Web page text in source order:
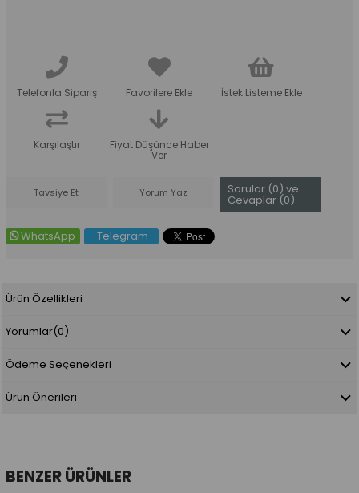
Telefonla Sipariş Favorilere Ekle İstek Listeme Ekle
Karşılaştır Fiyat Düşünce Haber
Ver
Tavsiye Et Yorum Yaz Sorular (0) ve
Cevaplar (0)
WhatsApp Telegram
Ürün Özellikleri
Yorumlar(0)
Ödeme Seçenekleri
Ürün Önerileri
BENZER ÜRÜNLER